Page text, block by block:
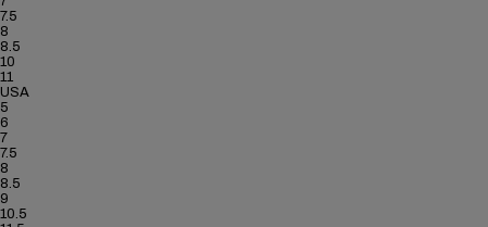
7.5
8
8.5
10
11
USA
5
6
7
7.5
8
8.5
9
10.5